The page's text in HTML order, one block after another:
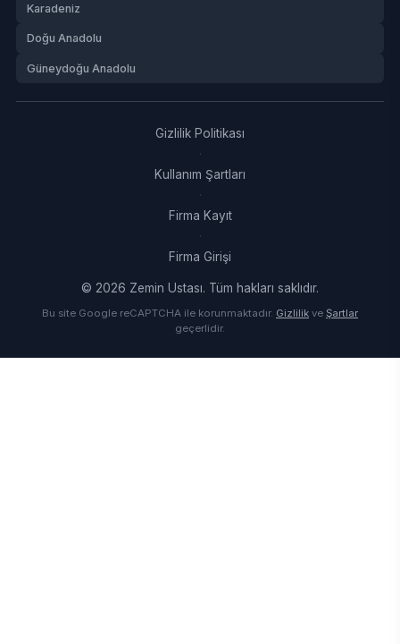
Karadeniz
Doğu Anadolu
Güneydoğu Anadolu
Gizlilik Politikası
·
Kullanım Şartları
·
Firma Kayıt
·
Firma Girişi
© 2026 Zemin Ustası. Tüm hakları saklıdır.
Bu site Google reCAPTCHA ile korunmaktadır. Gizlilik ve Şartlar
geçerlidir.